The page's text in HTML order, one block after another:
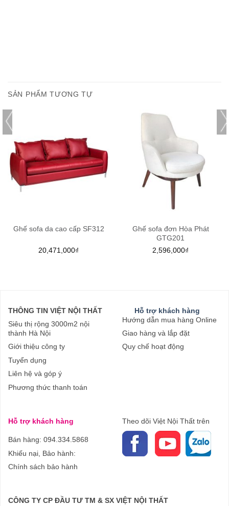
SẢN PHẨM TƯƠNG TỰ
Ghế sofa da cao cấp SF312
20,471,000₫
Ghế sofa đơn Hòa Phát
GTG201
2,596,000₫
THÔNG TIN VIỆT NỘI THẤT
Siêu thị rộng 3000m2 nội
thành Hà Nội
Giới thiệu công ty
Tuyển dụng
Liên hệ và góp ý
Phương thức thanh toán
Hỗ trợ khách hàng
Hướng dẫn mua hàng Online
Giao hàng và lắp đặt
Quy chế hoạt động
Hỗ trợ khách hàng
Bán hàng: 094.334.5868
Khiếu nại, Bảo hành:
Chính sách bảo hành
Theo dõi Việt Nội Thất trên
CÔNG TY CP ĐẦU TƯ TM & SX VIỆT NỘI THẤT